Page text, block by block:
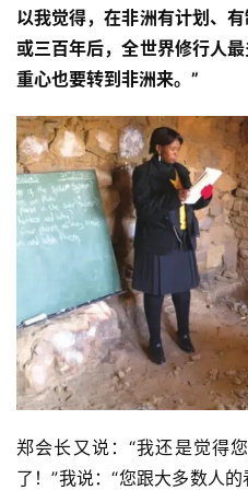
资
讯
以我觉得，在非洲有计划、
或三百年后，全世界修行人
重心也要转到非洲来。”
郑会长又说：“我还是觉得
了！”我说：“您跟大多数人